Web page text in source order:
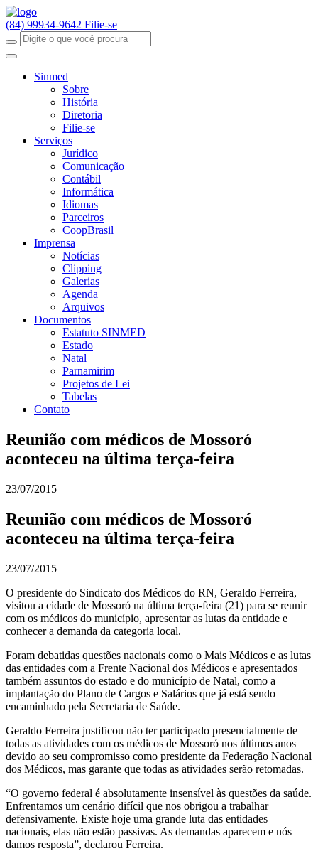
(84) 99934-9642 Filie-se
Sinmed
Sobre
História
Diretoria
Filie-se
Serviços
Jurídico
Comunicação
Contábil
Informática
Idiomas
Parceiros
CoopBrasil
Imprensa
Notícias
Clipping
Galerias
Agenda
Arquivos
Documentos
Estatuto SINMED
Estado
Natal
Parnamirim
Projetos de Lei
Tabelas
Contato
Reunião com médicos de Mossoró
aconteceu na última terça-feira
23/07/2015
Reunião com médicos de Mossoró
aconteceu na última terça-feira
23/07/2015
O presidente do Sindicato dos Médicos do RN, Geraldo Ferreira,
visitou a cidade de Mossoró na última terça-feira (21) para se reunir
com os médicos do município, apresentar as lutas da entidade e
conhecer a demanda da categoria local.
Foram debatidas questões nacionais como o Mais Médicos e as lutas
das entidades com a Frente Nacional dos Médicos e apresentados
também assuntos do estado e do município de Natal, como a
implantação do Plano de Cargos e Salários que já está sendo
encaminhado pela Secretaria de Saúde.
Geraldo Ferreira justificou não ter participado presencialmente de
todas as atividades com os médicos de Mossoró nos últimos anos
devido ao seu compromisso como presidente da Federação Nacional
dos Médicos, mas garante que todas as atividades serão retomadas.
“O governo federal é absolutamente insensível às questões da saúde.
Enfrentamos um cenário difícil que nos obrigou a trabalhar
defensivamente. Existe hoje uma grande luta das entidades
nacionais, elas não estão passivas. As demandas aparecem e nós
damos resposta”, declarou Ferreira.